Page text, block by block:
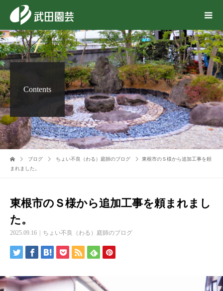
Contents
ブログ ちょい不良（わる）庭師のブログ
東根市のＳ様から追加工事を頼
まれました。
東根市のＳ様から追加工事を頼まれまし
た。
2025.09.16 ちょい不良（わる）庭師のブログ